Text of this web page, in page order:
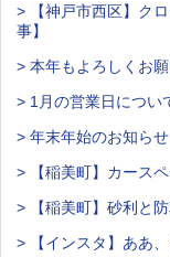
> 【神戸市西区】ク
事】
> 本年もよろしくお願
> 1月の営業日につい
> 年末年始のお知らせ
> 【稲美町】カース
> 【稲美町】砂利と
> 【インスタ】ああ